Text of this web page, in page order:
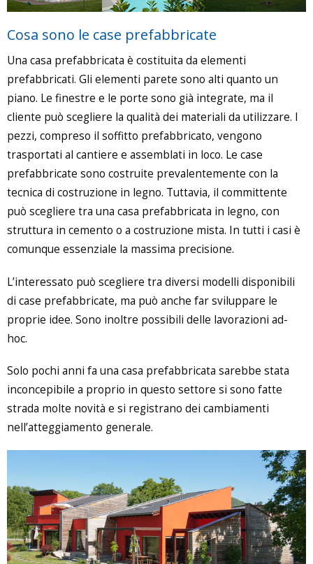
Cosa sono le case prefabbricate
Una casa prefabbricata è costituita da elementi
prefabbricati. Gli elementi parete sono alti quanto un
piano. Le finestre e le porte sono già integrate, ma il
cliente può scegliere la qualità dei materiali da utilizzare. I
pezzi, compreso il soffitto prefabbricato, vengono
trasportati al cantiere e assemblati in loco. Le case
prefabbricate sono costruite prevalentemente con la
tecnica di costruzione in legno. Tuttavia, il committente
può scegliere tra una casa prefabbricata in legno, con
struttura in cemento o a costruzione mista. In tutti i casi è
comunque essenziale la massima precisione.
L’interessato può scegliere tra diversi modelli disponibili
di case prefabbricate, ma può anche far sviluppare le
proprie idee. Sono inoltre possibili delle lavorazioni ad-
hoc.
Solo pochi anni fa una casa prefabbricata sarebbe stata
inconcepibile a proprio in questo settore si sono fatte
strada molte novità e si registrano dei cambiamenti
nell’atteggiamento generale.